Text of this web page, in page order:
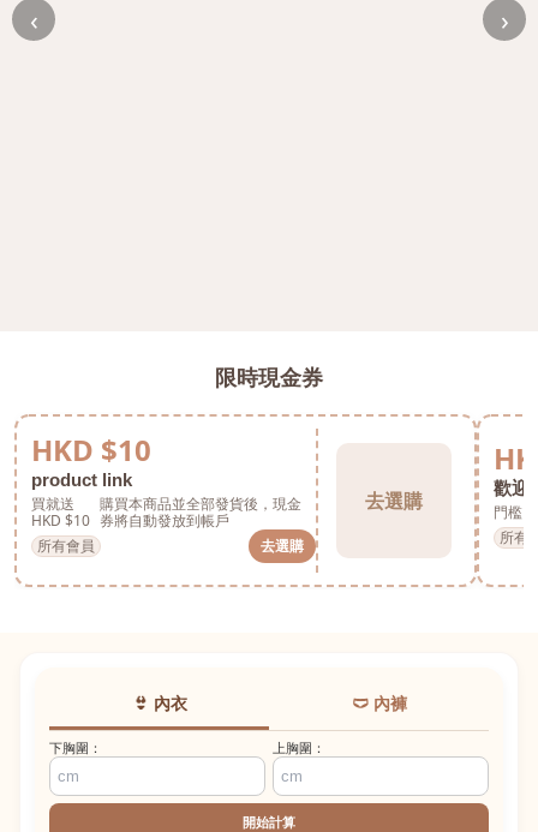
‹ ›
限時現金券
HKD $10
product link
買就送
HKD $10
購買本商品並全部發貨後，現金
券將自動發放到帳戶
所有會員
去選購
去選購
歡迎
門檻
所有
👙 內衣 🩲 內褲
下胸圍： 上胸圍：
開始計算